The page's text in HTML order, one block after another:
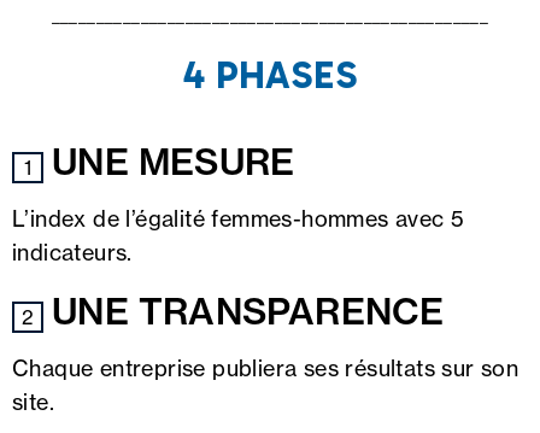
4 PHASES
1 UNE MESURE
L’index de l’égalité femmes-hommes avec 5
indicateurs.
2 UNE TRANSPARENCE
Chaque entreprise publiera ses résultats sur son
site.